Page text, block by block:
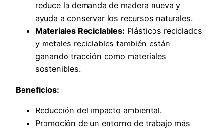
reduce la demanda de madera nueva y
ayuda a conservar los recursos naturales.
Materiales Reciclables: Plásticos reciclados
y metales reciclables también están
ganando tracción como materiales
sostenibles.
Beneficios:
Reducción del impacto ambiental.
Promoción de un entorno de trabajo más